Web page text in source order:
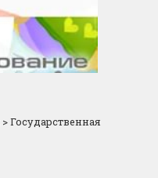
>Государственная